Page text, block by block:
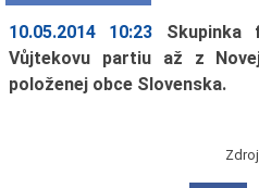
10.05.2014 10:23
Skupinka
Vůjtekovu partiu až z
položenej obce Slovenska.